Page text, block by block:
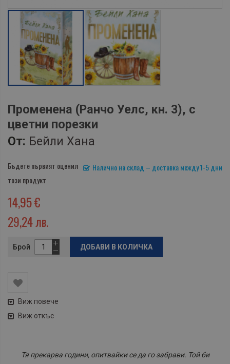
Променена (Ранчо Уелс, кн. 3), с
цветни порезки
От: Бейли Хана
Налично на склад – доставка между 1-5 дни
Бъдете първият оценил
този продукт
14,95 €
29,24 лв.
Брой ДОБАВИ В КОЛИЧКА
Виж повече
Виж откъс
Тя прекарва години, опитвайки се да го забрави. Той би